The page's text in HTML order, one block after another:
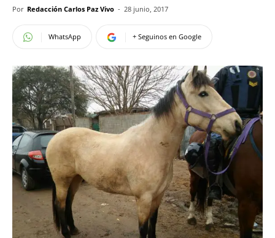
Por Redacción Carlos Paz Vivo - 28 junio, 2017
WhatsApp + Seguinos en Google